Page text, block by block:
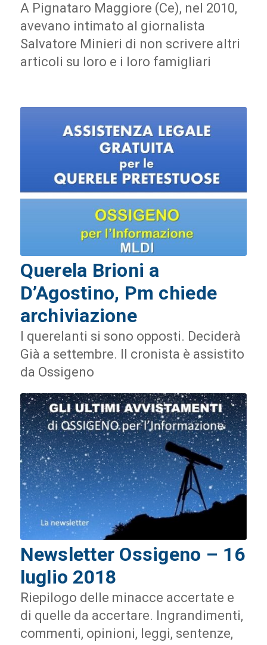
A Pignataro Maggiore (Ce), nel 2010,
avevano intimato al giornalista
Salvatore Minieri di non scrivere altri
articoli su loro e i loro famigliari
Querela Brioni a
D’Agostino, Pm chiede
archiviazione
I querelanti si sono opposti. Deciderà
Già a settembre. Il cronista è assistito
da Ossigeno
Newsletter Ossigeno – 16
luglio 2018
Riepilogo delle minacce accertate e
di quelle da accertare. Ingrandimenti,
commenti, opinioni, leggi, sentenze,